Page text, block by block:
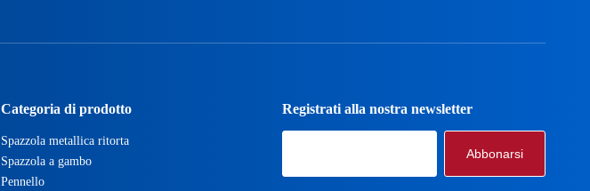
Categoria di prodotto
Spazzola metallica ritorta
Spazzola a gambo
Pennello
Registrati alla nostra newsletter
Abbonarsi